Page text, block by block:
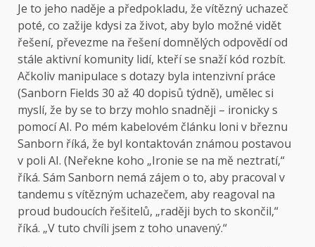
Je to jeho naděje a předpokladu, že vítězný uchazeč
poté, co zažije kdysi za život, aby bylo možné vidět
řešení, převezme na řešení domnělých odpovědí od
stále aktivní komunity lidí, kteří se snaží kód rozbít.
Ačkoliv manipulace s dotazy byla intenzivní práce
(Sanborn Fields 30 až 40 dopisů týdně), umělec si
myslí, že by se to brzy mohlo snadněji – ironicky s
pomocí AI. Po mém kabelovém článku loni v březnu
Sanborn říká, že byl kontaktován známou postavou
v poli AI. (Neřekne koho „Ironie se na mě neztratí,“
říká. Sám Sanborn nemá zájem o to, aby pracoval v
tandemu s vítězným uchazečem, aby reagoval na
proud budoucích řešitelů, „raději bych to skončil,“
říká. „V tuto chvíli jsem z toho unavený.“